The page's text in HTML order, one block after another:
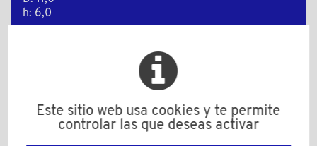
h: 6,0
Cantidad mínima de venta : 1000
Añadir a mi presupuesto
Este sitio web usa cookies y te permite
controlar las que deseas activar